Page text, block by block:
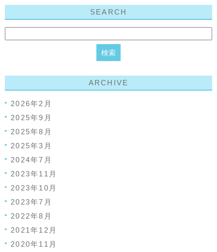
SEARCH
ARCHIVE
2026年2月
2025年9月
2025年8月
2025年3月
2024年7月
2023年11月
2023年10月
2023年7月
2022年8月
2021年12月
2020年11月